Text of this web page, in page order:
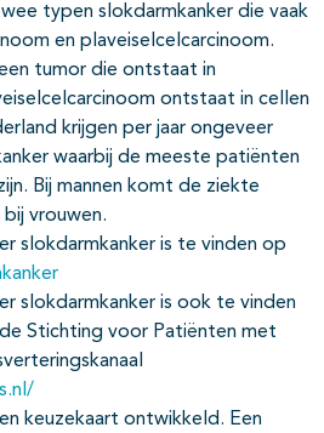
typen slokdarmkanker die vaak
en plaveiselcelcarcinoom.
tumor die ontstaat in
ontstaat in cellen
krijgen per jaar ongeveer
waarbij de meeste patiënten
Bij mannen komt de ziekte
vrouwen.
slokdarmkanker is te vinden op
slokdarmkanker is ook te vinden
Stichting voor Patiënten met
keuzekaart ontwikkeld. Een